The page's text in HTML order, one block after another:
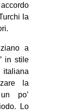
la
a
in stile
la
po’
Lo